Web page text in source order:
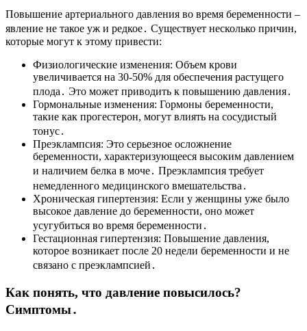
Повышение артериального давления во время беременности –
явление не такое уж и редкое․ Существует несколько причин,
которые могут к этому привести:
Физиологические изменения: Объем крови
увеличивается на 30-50% для обеспечения растущего
плода․ Это может приводить к повышению давления․
Гормональные изменения: Гормоны беременности,
такие как прогестерон, могут влиять на сосудистый
тонус․
Преэклампсия: Это серьезное осложнение
беременности, характеризующееся высоким давлением
и наличием белка в моче․ Преэклампсия требует
немедленного медицинского вмешательства․
Хроническая гипертензия: Если у женщины уже было
высокое давление до беременности, оно может
усугубиться во время беременности․
Гестационная гипертензия: Повышение давления,
которое возникает после 20 недели беременности и не
связано с преэклампсией․
Как понять, что давление повысилось?
Симптомы․